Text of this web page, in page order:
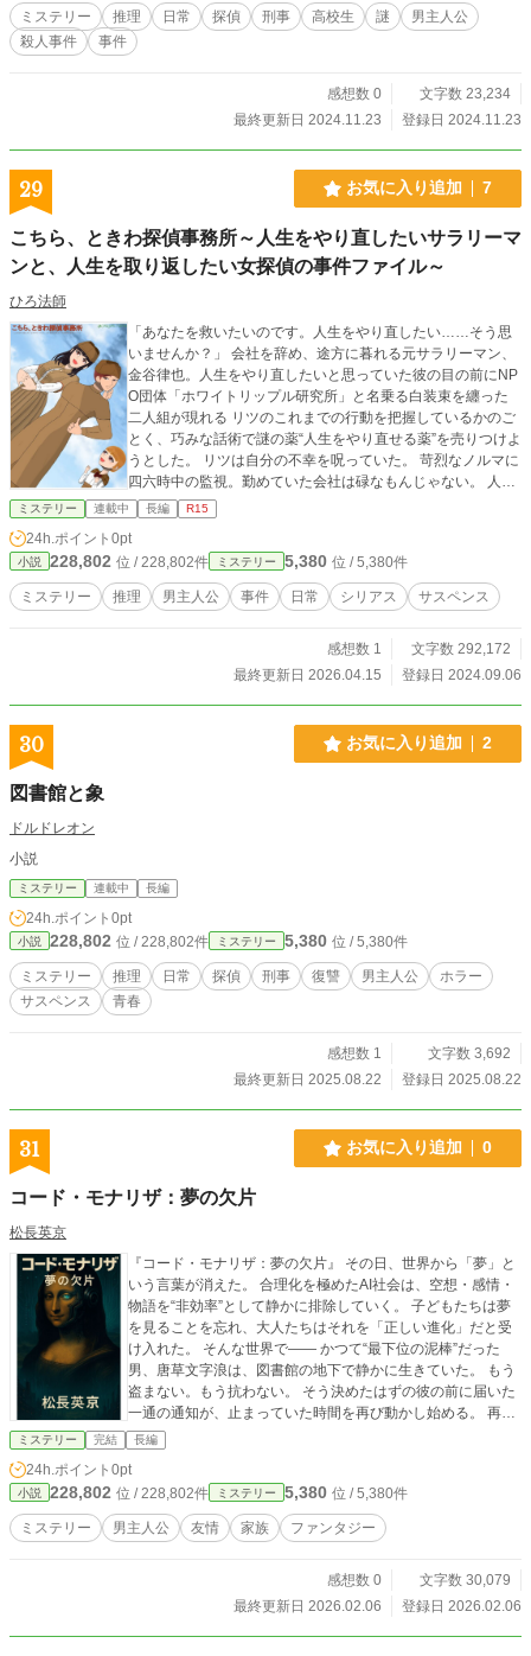
ミステリー 推理 日常 探偵 刑事 高校生 謎
男主人公
殺人事件
事件
感想数 0
文字数 23,234
最終更新日 2024.11.23
登録日 2024.11.23
29 お気に入り追加 7
こちら、ときわ探偵事務所～人生をやり直したいサラリーマ
ンと、人生を取り返したい女探偵の事件ファイル～
ひろ法師
「あなたを救いたいのです。人生をやり直したい……そう思
いませんか？」 会社を辞め、途方に暮れる元サラリーマン、
金谷律也。人生をやり直したいと思っていた彼の目の前にNP
O団体「ホワイトリップル研究所」と名乗る白装束を纏った
二人組が現れる リツのこれまでの行動を把握しているかのご
とく、巧みな話術で謎の薬“人生をやり直せる薬”を売りつけよ
うとした。 リツは自分の不幸を呪っていた。 苛烈なノルマに
四六時中の監視。勤めていた会社は碌なもんじゃない。 人生
のどん底に突き落とされ、這い上がる気力すら残っていな
い。 もう今の人生からおさらばして、新しい人生を歩みた
い。 そんなリツに、選択肢は残されていなかった。 ――買い
ます。一つください 白装束が去った直後、ホームズのような
衣装をまとい、探偵となった幼なじみ神原椿と、なぜか小学
生の姿になった妹の神原紅葉が部屋に乱入。 ―― この薬、絶
されるのか。 白装束の奴らは何者で、その目的とは。 消えた
ミステリー 連載中 長編 R15
24h.ポイント 0pt
小説 228,802 位 / 228,802件 ミステリー 5,380 位 / 5,380件
ミステリー 推理 男主人公 事件 日常 シリアス サスペンス
感想数 1
文字数 292,172
最終更新日 2026.04.15
登録日 2024.09.06
30 お気に入り追加 2
図書館と象
ドルドレオン
小説
ミステリー 連載中 長編
24h.ポイント 0pt
小説 228,802 位 / 228,802件 ミステリー 5,380 位 / 5,380件
ミステリー 推理 日常 探偵 刑事 復讐 男主人公
ホラー
サスペンス
青春
感想数 1
文字数 3,692
最終更新日 2025.08.22
登録日 2025.08.22
31 お気に入り追加 0
コード・モナリザ：夢の欠片
松長英京
『コード・モナリザ：夢の欠片』 その日、世界から「夢」と
いう言葉が消えた。 合理化を極めたAI社会は、空想・感情・
物語を“非効率”として静かに排除していく。 子どもたちは夢
を見ることを忘れ、大人たちはそれを「正しい進化」だと受
け入れた。 そんな世界で―― かつて“最下位の泥棒”だった
男、唐草文字浪は、図書館の地下で静かに生きていた。 もう
盗まない。もう抗わない。 そう決めたはずの彼の前に届いた
一通の通知が、止まっていた時間を再び動かし始める。 再訪
した「日本泥棒協会」で、文字浪は一人の女性と再会する。
協会の事務員であり、冷静な参謀役でもある 黒川ミアコ。 彼
女の首には、20年かけて育てられた一本のマフラーが巻かれ
ていた―― かつて“泥棒”が、幼い彼女にそっと置いていった
育成玩具 《気が遠くな〜る™》。 盗みとは、奪うことではな
い。 盗みとは、忘れられたものを“取り戻す”行為だ。 清掃員
金の鯱鉾。 そして、世界的名画《叫び》へと連なる“欠片”の
ミステリー 完結 長編
24h.ポイント 0pt
小説 228,802 位 / 228,802件 ミステリー 5,380 位 / 5,380件
ミステリー 男主人公 友情 家族 ファンタジー
感想数 0
文字数 30,079
最終更新日 2026.02.06
登録日 2026.02.06